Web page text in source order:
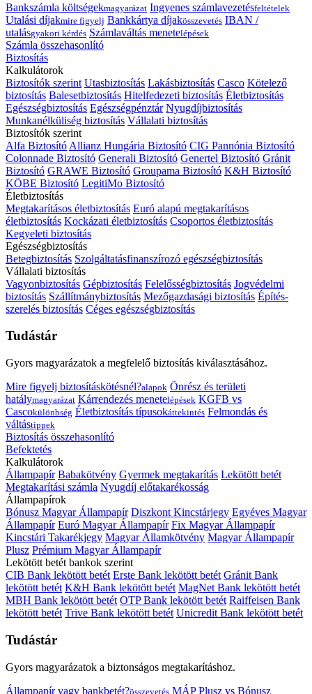
Bankszámla költségekmagyarázat Ingyenes számlavezetésfeltételek
Utalási díjakmire figyelj Bankkártya díjakösszevetés IBAN /
utalásgyakori kérdés Számlaváltás menetelépések
Számla összehasonlító
Biztosítás
Kalkulátorok
Biztosítók szerint Utasbiztosítás Lakásbiztosítás Casco Kötelező
biztosítás Balesetbiztosítás Hitelfedezeti biztosítás Életbiztosítás
Egészségbiztosítás Egészségpénztár Nyugdíjbiztosítás
Munkanélküliség biztosítás Vállalati biztosítás
Biztosítók szerint
Alfa Biztosító Allianz Hungária Biztosító CIG Pannónia Biztosító
Colonnade Biztosító Generali Biztosító Genertel Biztosító Gránit
Biztosító GRAWE Biztosító Groupama Biztosító K&H Biztosító
KÖBE Biztosító LegitiMo Biztosító
Életbiztosítás
Megtakarításos életbiztosítás Euró alapú megtakarításos
életbiztosítás Kockázati életbiztosítás Csoportos életbiztosítás
Kegyeleti biztosítás
Egészségbiztosítás
Betegbiztosítás Szolgáltatásfinanszírozó egészségbiztosítás
Vállalati biztosítás
Vagyonbiztosítás Gépbiztosítás Felelősségbiztosítás Jogvédelmi
biztosítás Szállítmánybiztosítás Mezőgazdasági biztosítás Építés-
szerelés biztosítás Céges egészségbiztosítás
Tudástár
Gyors magyarázatok a megfelelő biztosítás kiválasztásához.
Mire figyelj biztosításkötésnél?alapok Önrész és területi
hatálymagyarázat Kárrendezés menetelépések KGFB vs
Cascokülönbség Életbiztosítás típusokáttekintés Felmondás és
váltástippek
Biztosítás összehasonlító
Befektetés
Kalkulátorok
Állampapír Babakötvény Gyermek megtakarítás Lekötött betét
Megtakarítási számla Nyugdíj előtakarékosság
Állampapírok
Bónusz Magyar Állampapír Diszkont Kincstárjegy Egyéves Magyar
Állampapír Euró Magyar Állampapír Fix Magyar Állampapír
Kincstári Takarékjegy Magyar Államkötvény Magyar Állampapír
Plusz Prémium Magyar Állampapír
Lekötött betét bankok szerint
CIB Bank lekötött betét Erste Bank lekötött betét Gránit Bank
lekötött betét K&H Bank lekötött betét MagNet Bank lekötött betét
MBH Bank lekötött betét OTP Bank lekötött betét Raiffeisen Bank
lekötött betét Trive Bank lekötött betét Unicredit Bank lekötött betét
Tudástár
Gyors magyarázatok a biztonságos megtakarításhoz.
Állampapír vagy bankbetét?összevetés MÁP Plusz vs Bónusz